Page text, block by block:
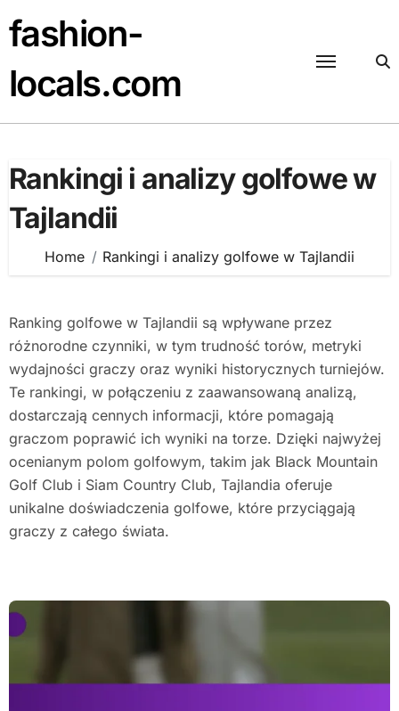
to
content
fashion-
locals.com
Rankingi i analizy golfowe w
Tajlandii
Home Rankingi i analizy golfowe w Tajlandii
Ranking golfowe w Tajlandii są wpływane przez
różnorodne czynniki, w tym trudność torów, metryki
wydajności graczy oraz wyniki historycznych turniejów.
Te rankingi, w połączeniu z zaawansowaną analizą,
dostarczają cennych informacji, które pomagają
graczom poprawić ich wyniki na torze. Dzięki najwyżej
ocenianym polom golfowym, takim jak Black Mountain
Golf Club i Siam Country Club, Tajlandia oferuje
unikalne doświadczenia golfowe, które przyciągają
graczy z całego świata.